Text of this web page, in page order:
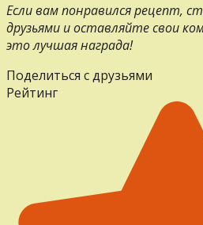
Если вам понравился рецепт,
друзьями и оставляйте свои
это лучшая награда!
Поделиться с друзьями
Рейтинг